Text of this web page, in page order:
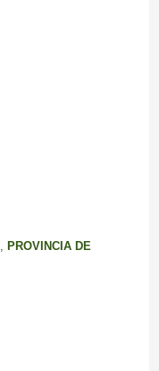
PROVINCIA DE